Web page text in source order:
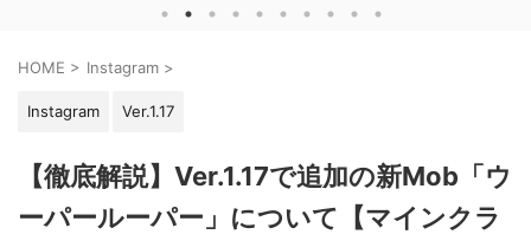
HOME > Instagram >
Instagram Ver.1.17
【徹底解説】Ver.1.17で追加の新Mob「ウ
ーパールーパー」について【マインクラ